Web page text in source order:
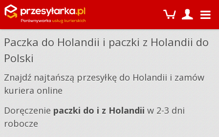
Paczka do Holandii i paczki z Holandii do
Polski
Znajdź najtańszą przesyłkę do Holandii i zamów
kuriera online
Doręczenie paczki do i z Holandii w 2-3 dni
robocze